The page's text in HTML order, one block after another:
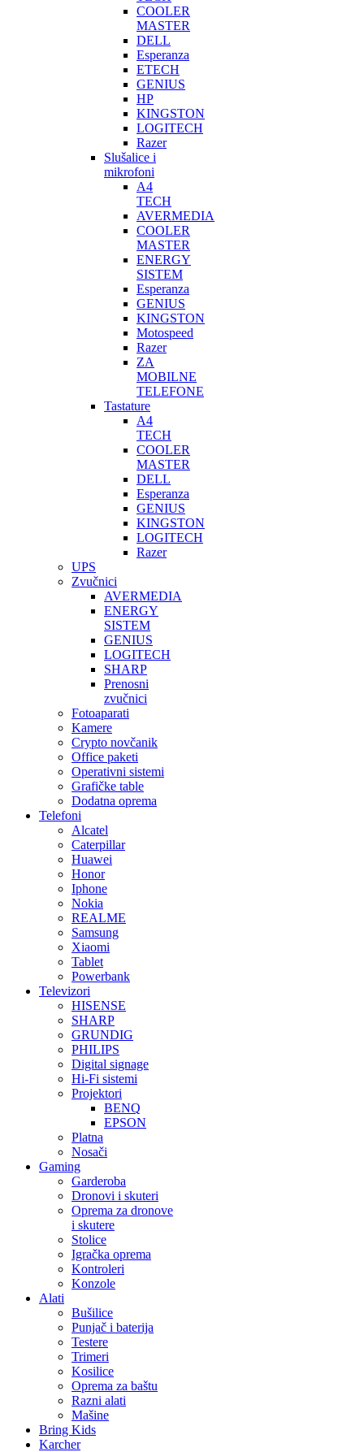
COOLER
MASTER
DELL
Esperanza
ETECH
GENIUS
HP
KINGSTON
LOGITECH
Razer
Slušalice i
mikrofoni
A4
TECH
AVERMEDIA
COOLER
MASTER
ENERGY
SISTEM
Esperanza
GENIUS
KINGSTON
Motospeed
Razer
ZA
MOBILNE
TELEFONE
Tastature
A4
TECH
COOLER
MASTER
DELL
Esperanza
GENIUS
KINGSTON
LOGITECH
Razer
UPS
Zvučnici
AVERMEDIA
ENERGY
SISTEM
GENIUS
LOGITECH
SHARP
Prenosni
zvučnici
Fotoaparati
Kamere
Crypto novčanik
Office paketi
Operativni sistemi
Grafičke table
Dodatna oprema
Telefoni
Alcatel
Caterpillar
Huawei
Honor
Iphone
Nokia
REALME
Samsung
Xiaomi
Tablet
Powerbank
Televizori
HISENSE
SHARP
GRUNDIG
PHILIPS
Digital signage
Hi-Fi sistemi
Projektori
BENQ
EPSON
Platna
Nosači
Gaming
Garderoba
Dronovi i skuteri
Oprema za dronove
i skutere
Stolice
Igračka oprema
Kontroleri
Konzole
Alati
Bušilice
Punjač i baterija
Testere
Trimeri
Kosilice
Oprema za baštu
Razni alati
Mašine
Bring Kids
Karcher